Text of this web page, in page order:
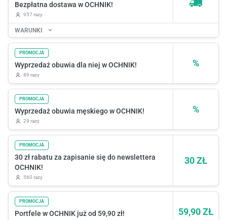
Bezpłatna dostawa w OCHNIK!
957 razy
WARUNKI
%
PROMOCJA
Wyprzedaż obuwia dla niej w OCHNIK!
89 razy
%
PROMOCJA
Wyprzedaż obuwia męskiego w OCHNIK!
29 razy
30 ZŁ
PROMOCJA
30 zł rabatu za zapisanie się do newslettera
OCHNIK!
560 razy
59,90 ZŁ
PROMOCJA
Portfele w OCHNIK już od 59,90 zł!